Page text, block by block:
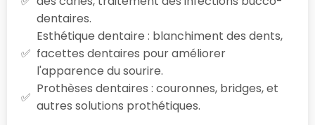
dentaires.
Esthétique dentaire : blanchiment des dents,
facettes dentaires pour améliorer
l'apparence du sourire.
Prothèses dentaires : couronnes, bridges, et
autres solutions prothétiques.